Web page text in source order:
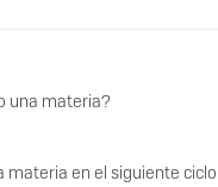
una materia?
materia en el siguiente